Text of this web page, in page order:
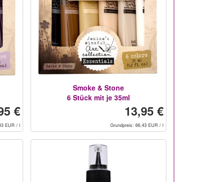
€
EUR / l
Smoke & Stone
6 Stück mit je 35ml
13,95 €
Grundpreis: 66,43 EUR / l